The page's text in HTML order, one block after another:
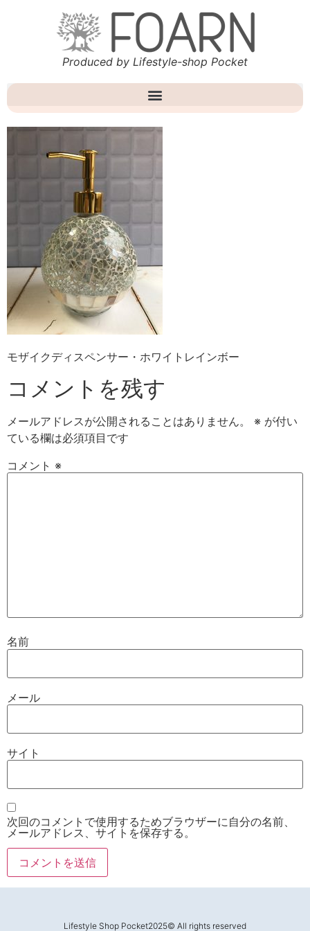
Produced by Lifestyle-shop Pocket
モザイクディスペンサー・ホワイトレインボー
コメントを残す
メールアドレスが公開されることはありません。 ※ が付い
ている欄は必須項目です
コメント ※
名前
メール
サイト
次回のコメントで使用するためブラウザーに自分の名前、
メールアドレス、サイトを保存する。
Lifestyle Shop Pocket2025© All rights reserved